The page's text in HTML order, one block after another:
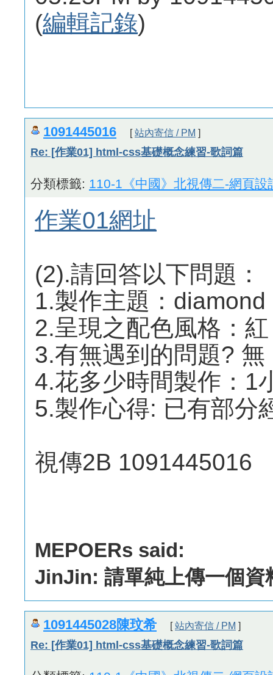
(編輯記錄)
1091445016 [站內寄信 / PM ]
Re: [作業01] html-css基礎概念練習-歌詞篇
分類標籤: 110-1《中國》北視傳二-網頁設
作業01網址
(2).請回答以下問題：
1.製作主題：diamond
2.呈現之配色風格：
3.有無遇到的問題? 無
4.花多少時間製作：1
5.製作心得: 已有部分
視傳2B 1091445016
MEPOERs said:
JinJin: 請單純上傳一個資
1091445028陳玟希 [站內寄信 / PM ]
Re: [作業01] html-css基礎概念練習-歌詞篇